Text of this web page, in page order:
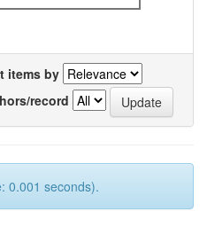
items by
record
0.001 seconds).